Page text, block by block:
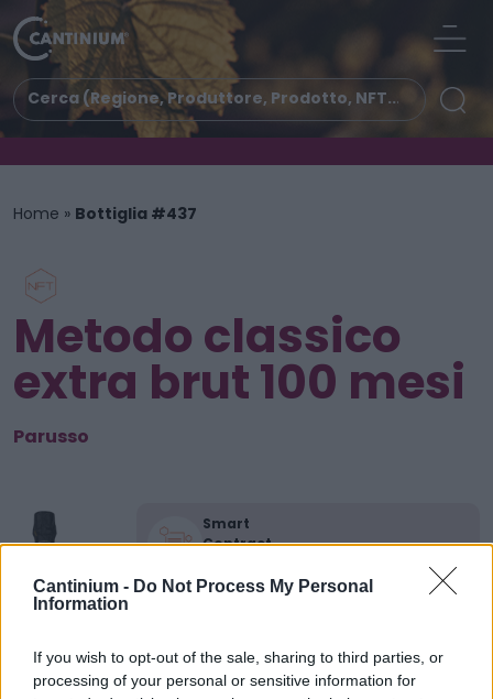
Cantinium - Do Not Process My Personal
Information
If you wish to opt-out of the sale, sharing to third parties, or
processing of your personal or sensitive information for
Home » Bottiglia #437
Metodo classico
extra brut 100 mesi
Parusso
Smart
Contract
Proprietario
Token
ID